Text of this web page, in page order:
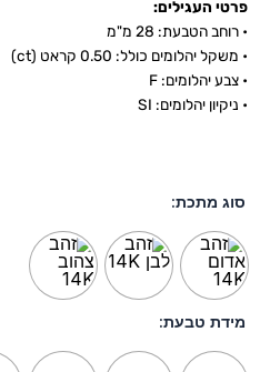
פרטי העגילים:
• רוחב הטבעת: 28 מ"מ
• משקל יהלומים כולל: 0.50 קראט (ct)
• צבע יהלומים: F
• ניקיון יהלומים: SI
סוג מתכת:
מידת טבעת: